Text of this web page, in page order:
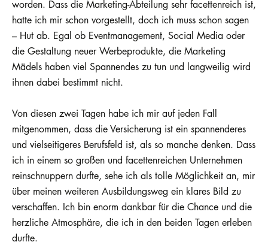
worden. Dass die Marketing-Abteilung sehr facettenreich ist,
hatte ich mir schon vorgestellt, doch ich muss schon sagen
– Hut ab. Egal ob Eventmanagement, Social Media oder
die Gestaltung neuer Werbeprodukte, die Marketing
Mädels haben viel Spannendes zu tun und langweilig wird
ihnen dabei bestimmt nicht.
Von diesen zwei Tagen habe ich mir auf jeden Fall
mitgenommen, dass die Versicherung ist ein spannenderes
und vielseitigeres Berufsfeld ist, als so manche denken. Dass
ich in einem so großen und facettenreichen Unternehmen
reinschnuppern durfte, sehe ich als tolle Möglichkeit an, mir
über meinen weiteren Ausbildungsweg ein klares Bild zu
verschaffen. Ich bin enorm dankbar für die Chance und die
herzliche Atmosphäre, die ich in den beiden Tagen erleben
durfte.